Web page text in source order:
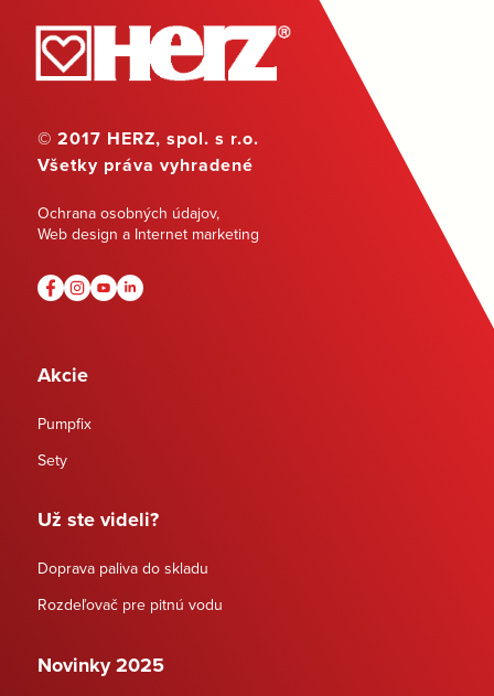
© 2017 HERZ, spol. s r.o.
Všetky práva vyhradené
Ochrana osobných údajov,
Web design a Internet marketing
Akcie
Pumpfix
Sety
Už ste videli?
Doprava paliva do skladu
Rozdeľovač pre pitnú vodu
Novinky 2025